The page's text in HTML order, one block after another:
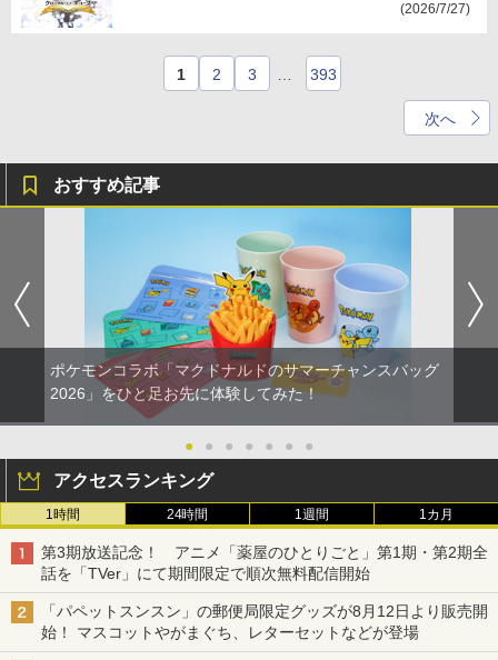
(2026/7/27)
1 2 3 393
次へ
おすすめ記事
ポケモンコラボ「マクドナルドのサマーチャンスバッグ
2026」をひと足お先に体験してみた！
● ● ● ● ● ● ●
アクセスランキング
1時間 24時間 1週間 1カ月
第3期放送記念！ アニメ「薬屋のひとりごと」第1期・第2期全
話を「TVer」にて期間限定で順次無料配信開始
「パペットスンスン」の郵便局限定グッズが8月12日より販売開
始！ マスコットやがまぐち、レターセットなどが登場